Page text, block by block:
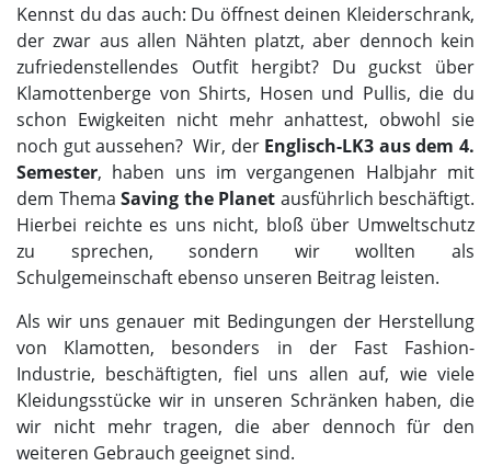
Kennst du das auch: Du öffnest deinen Kleiderschrank,
der zwar aus allen Nähten platzt, aber dennoch kein
zufriedenstellendes Outfit hergibt? Du guckst über
Klamottenberge von Shirts, Hosen und Pullis, die du
schon Ewigkeiten nicht mehr anhattest, obwohl sie
noch gut aussehen? Wir, der Englisch-LK3 aus dem 4.
Semester, haben uns im vergangenen Halbjahr mit
dem Thema Saving the Planet ausführlich beschäftigt.
Hierbei reichte es uns nicht, bloß über Umweltschutz
zu sprechen, sondern wir wollten als
Schulgemeinschaft ebenso unseren Beitrag leisten.
Als wir uns genauer mit Bedingungen der Herstellung
von Klamotten, besonders in der Fast Fashion-
Industrie, beschäftigten, fiel uns allen auf, wie viele
Kleidungsstücke wir in unseren Schränken haben, die
wir nicht mehr tragen, die aber dennoch für den
weiteren Gebrauch geeignet sind.